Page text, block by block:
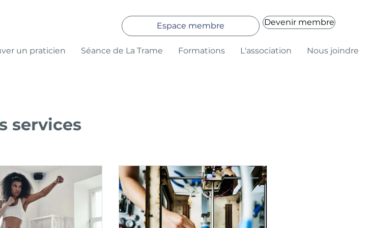
Espace membre Devenir membre
un praticien Séance de La Trame Formations L'association Nous joindre
services